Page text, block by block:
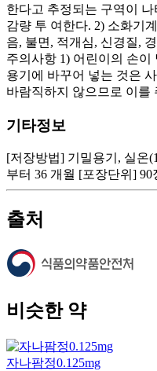
한다고 추정되는 구역이
감량 투 여한다. 2) 소화기
음, 불면, 적개심, 신경질,
주의사항 1) 어린이의 손이
용기에 바꾸어 넣는 것은
바람직하지 않으므로 이를
기타정보
[저장방법] 기밀용기, 실온
부터 36 개월 [포장단위] 90
출처
비슷한 약
자나팜정0.125mg